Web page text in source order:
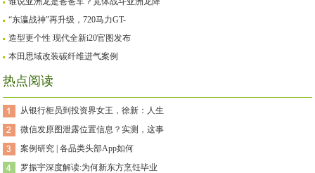
“东瀛战神”再升级，720马力GT-
造型更个性 现代全新i20官图发布
本田思域改装碳纤维进气案例
热点阅读
从银行柜员到投资界女王，徐新：人生
微信发原图泄露位置信息？实测，这事
案例研究 | 各品类头部App如何
罗振宇深度解读:为何新东方烹饪毕业